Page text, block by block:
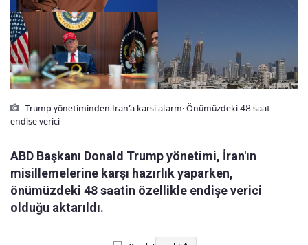
Trump yönetiminden Iran’a karsi alarm: Önümüzdeki 48 saat
endise verici
ABD Başkanı Donald Trump yönetimi, İran'ın
misillemelerine karşı hazırlık yaparken,
önümüzdeki 48 saatin özellikle endişe verici
olduğu aktarıldı.